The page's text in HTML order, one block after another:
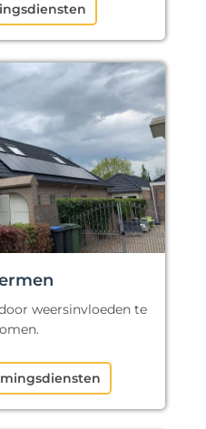
weersinvloeden te